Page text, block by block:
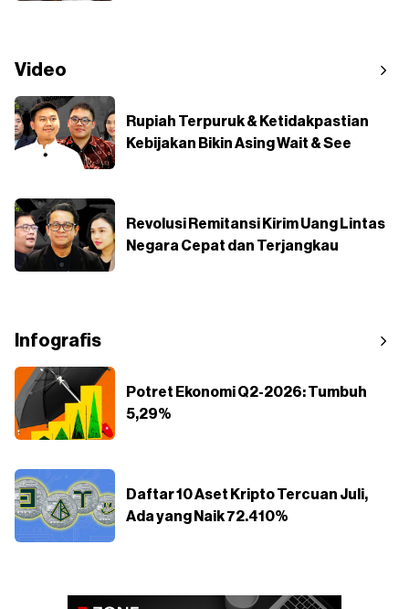
Video
Rupiah Terpuruk & Ketidakpastian
Kebijakan Bikin Asing Wait & See
Revolusi Remitansi Kirim Uang Lintas
Negara Cepat dan Terjangkau
Infografis
Potret Ekonomi Q2-2026: Tumbuh
5,29%
Daftar 10 Aset Kripto Tercuan Juli,
Ada yang Naik 72.410%